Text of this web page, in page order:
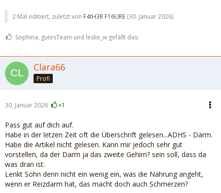
2 Mal editiert, zuletzt von F4tH3R F16URE (30. Januar 2026)
Sophina, gutesTeam und leslie_w gefällt das.
Clara66
Profi
30. Januar 2026 +1
Pass gut auf dich auf.
Habe in der letzen Zeit oft die Überschrift gelesen...ADHS - Darm.
Habe die Artikel nicht gelesen. Kann mir jedoch sehr gut
vorstellen, da der Darm ja das zweite Gehirn? sein soll, dass da
was dran ist.
Lenkt Sohn denn nicht ein wenig ein, was die Nahrung angeht,
wenn er Reizdarm hat, das macht doch auch Schmerzen?